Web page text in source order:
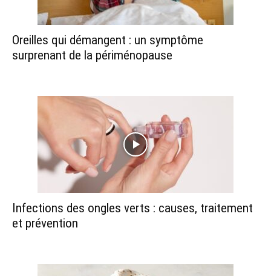
Oreilles qui démangent : un symptôme
surprenant de la périménopause
Infections des ongles verts : causes, traitement
et prévention